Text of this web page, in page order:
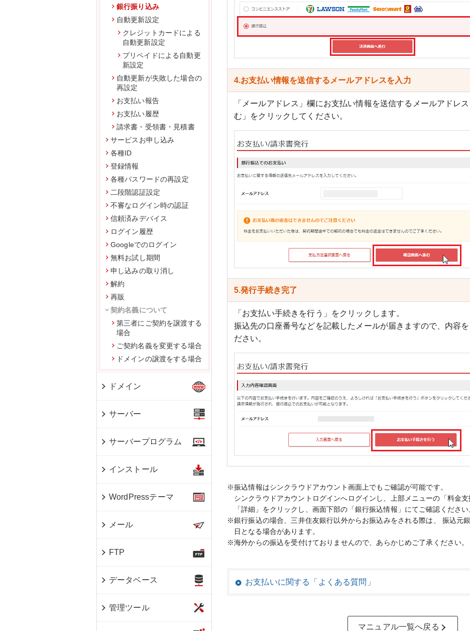
4.お支払い情報を送信するメールアドレスを入力
「メールアドレス」欄にお支払い情報を送信するメールアドレ
む」をクリックしてください。
5.発行手続き完了
「お支払い手続きを行う」をクリックします。
振込先の口座番号などを記載したメールが届きますので、内容
ださい。
※振込情報はシンクラウドアカウント画面上でもご確認が可能です。
シンクラウドアカウントログインへログインし、上部メニューの「料金
「詳細」をクリックし、画面下部の「銀行振込情報」にてご確認ください
※銀行振込の場合、三井住友銀行以外からお振込みをされる際は、 振込元
日となる場合があります。
※海外からの振込を受付けておりませんので、あらかじめご了承ください。
お支払いに関する「よくある質問」
マニュアル一覧へ戻る
銀行振り込み
自動更新設定
クレジットカードによる
自動更新設定
プリペイドによる自動更
新設定
自動更新が失敗した場合の
再設定
お支払い報告
お支払い履歴
請求書・受領書・見積書
サービスお申し込み
各種ID
登録情報
各種パスワードの再設定
二段階認証設定
不審なログイン時の認証
信頼済みデバイス
ログイン履歴
Googleでのログイン
無料お試し期間
申し込みの取り消し
解約
再販
契約名義について
第三者にご契約を譲渡する
場合
ご契約名義を変更する場合
ドメインの譲渡をする場合
ドメイン
サーバー
サーバープログラム
インストール
WordPressテーマ
メール
FTP
データベース
管理ツール